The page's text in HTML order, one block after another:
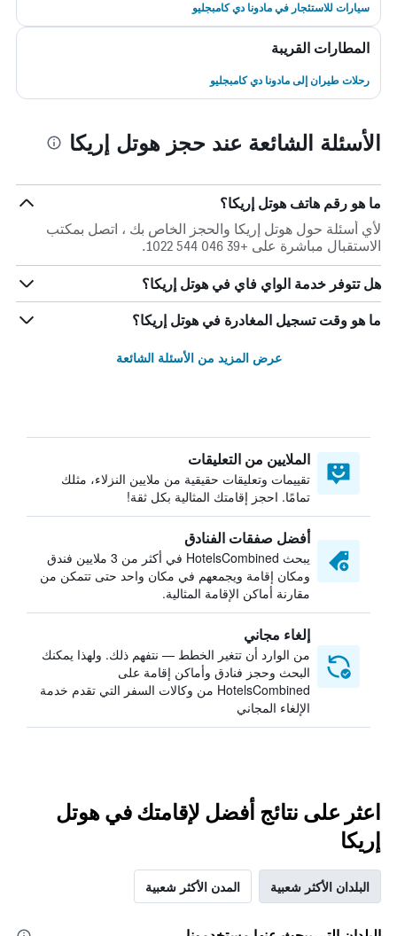
سيارات للاستئجار في مادونا دي كامبجليو
المطارات القريبة
رحلات طيران إلى مادونا دي كامبجليو
الأسئلة الشائعة عند حجز هوتل إريكا
ما هو رقم هاتف هوتل إريكا؟
لأي أسئلة حول هوتل إريكا والحجز الخاص بك ، اتصل بمكتب
الاستقبال مباشرة على +39 046 544 1022.
هل تتوفر خدمة الواي فاي في هوتل إريكا؟
ما هو وقت تسجيل المغادرة في هوتل إريكا؟
عرض المزيد من الأسئلة الشائعة
الملايين من التعليقات
تقييمات وتعليقات حقيقية من ملايين النزلاء، مثلك
تمامًا. احجز إقامتك المثالية بكل ثقة!
أفضل صفقات الفنادق
يبحث HotelsCombined في أكثر من 3 ملايين فندق
ومكان إقامة ويجمعهم في مكان واحد حتى تتمكن من
مقارنة أماكن الإقامة المثالية.
إلغاء مجاني
من الوارد أن تتغير الخطط — نتفهم ذلك. ولهذا يمكنك
البحث وحجز فنادق وأماكن إقامة على
HotelsCombined من وكالات السفر التي تقدم خدمة
الإلغاء المجاني
اعثر على نتائج أفضل لإقامتك في هوتل
إريكا
البلدان الأكثر شعبية المدن الأكثر شعبية